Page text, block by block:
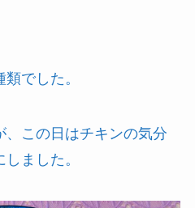
でした。
、この日はチキンの気分
ました。